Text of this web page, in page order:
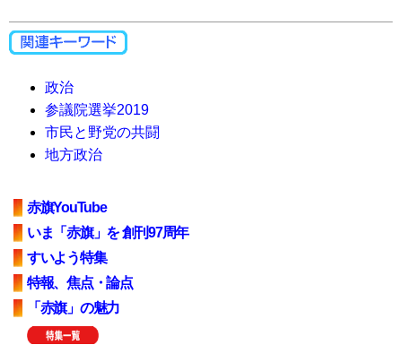
政治
参議院選挙2019
市民と野党の共闘
地方政治
赤旗YouTube
いま「赤旗」を 創刊97周年
すいよう特集
特報、焦点・論点
「赤旗」の魅力